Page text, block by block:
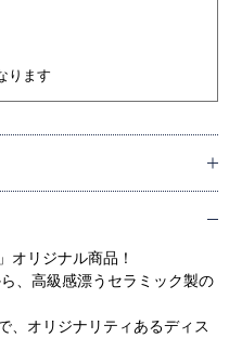
ります
オリジナル商品！
、高級感漂うセラミック製の
、オリジナリティあるディス